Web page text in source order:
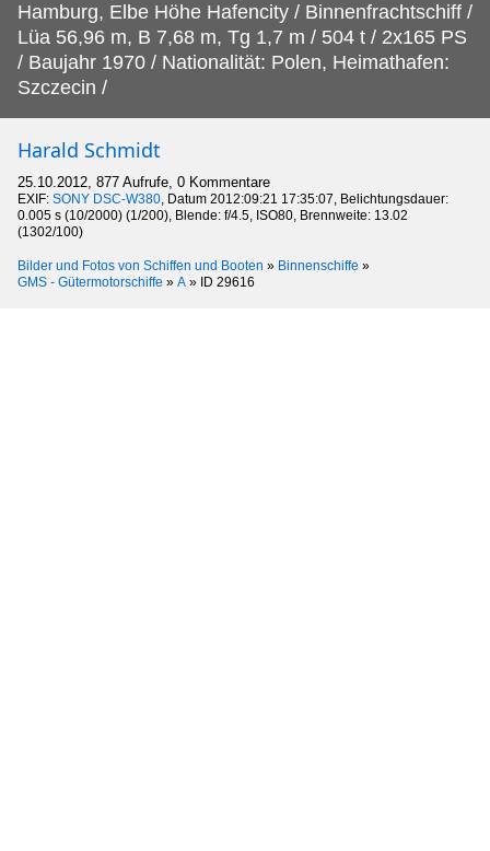
Hamburg, Elbe Höhe Hafencity / Binnenfrachtschiff /
Lüa 56,96 m, B 7,68 m, Tg 1,7 m / 504 t / 2x165 PS
/ Baujahr 1970 / Nationalität: Polen, Heimathafen:
Szczecin /
Harald Schmidt
25.10.2012, 877 Aufrufe, 0 Kommentare
EXIF: SONY DSC-W380, Datum 2012:09:21 17:35:07, Belichtungsdauer:
0.005 s (10/2000) (1/200), Blende: f/4.5, ISO80, Brennweite: 13.02
(1302/100)
Bilder und Fotos von Schiffen und Booten » Binnenschiffe »
GMS - Gütermotorschiffe » A » ID 29616